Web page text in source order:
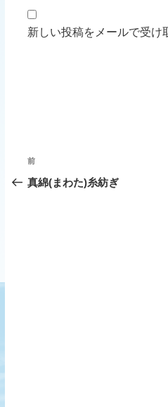
新しい投稿をメールで受け
稿
ナ
前
の
前
真綿(まわた)糸紡ぎ